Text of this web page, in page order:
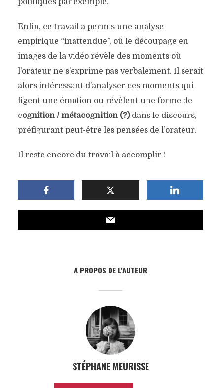
politiques par exemple.
Enfin, ce travail a permis une analyse
empirique “inattendue”, où le découpage en
images de la vidéo révèle des moments où
l’orateur ne s’exprime pas verbalement. Il serait
alors intéressant d’analyser ces moments qui
figent une émotion ou révèlent une forme de
cognition / métacognition (?)dans le discours,
préfigurant peut-être les pensées de l’orateur.
Il reste encore du travail à accomplir !
A PROPOS DE L'AUTEUR
STÉPHANE MEURISSE